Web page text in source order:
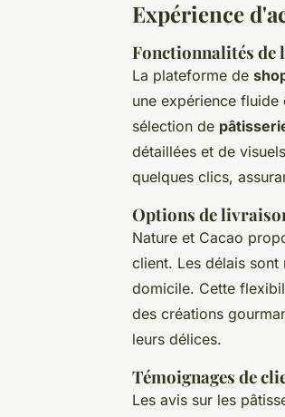
Expérience
Fonctionnalités de
La plateforme de
une expérience
sélection de
détaillées et de
quelques clics,
Options de
Nature et Cacao
client. Les délais
domicile. Cette
des créations
leurs délices.
Témoignages de
Les avis sur les